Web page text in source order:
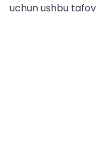
uchun ushbu